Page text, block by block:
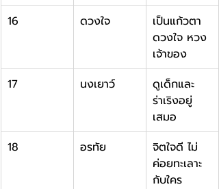
16
ดวงใจ
เป็นแก้วตา
ดวงใจ หวง
เจ้าของ
17
นงเยาว์
ดูเด็กและ
ร่าเริงอยู่
เสมอ
18
อรทัย
จิตใจดี ไม่
ค่อยทะเลาะ
กับใคร